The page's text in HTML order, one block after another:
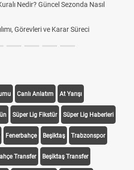
Nedir? Güncel Sezonda Nasıl
Görevleri ve Karar Süreci
Canlı Anlatım At Yarışı
Süper Lig Fikstür Süper Lig Haberleri
Fenerbahçe Beşiktaş Trabzonspor
Transfer Beşiktaş Transfer